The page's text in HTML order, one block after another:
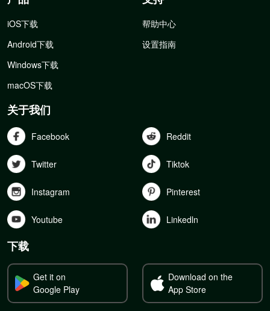
iOS下载
Android下载
Windows下载
macOS下载
帮助中心
设置指南
关于我们
Facebook Reddit
Twitter Tiktok
Instagram Pinterest
Youtube Linkedln
下载
Get it on
Google Play
Download on the
App Store